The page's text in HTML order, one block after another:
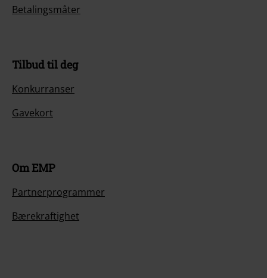
Betalingsmåter
Tilbud til deg
Konkurranser
Gavekort
Om EMP
Partnerprogrammer
Bærekraftighet